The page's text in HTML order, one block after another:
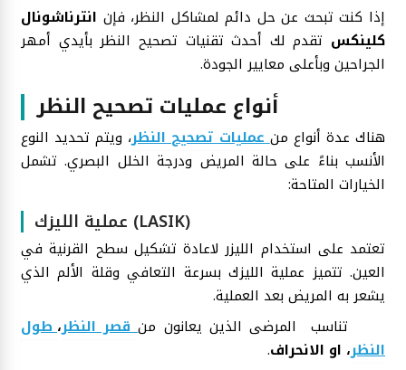
إذا كنت تبحث عن حل دائم لمشاكل النظر، فإن انترناشونال
كلينكس تقدم لك أحدث تقنيات تصحيح النظر بأيدي أمهر
الجراحين وبأعلى معايير الجودة.
أنواع عمليات تصحيح النظر
هناك عدة أنواع من عمليات تصحيح النظر، ويتم تحديد النوع
الأنسب بناءً على حالة المريض ودرجة الخلل البصري. تشمل
الخيارات المتاحة:
عملية الليزك (LASIK)
تعتمد على استخدام الليزر لاعادة تشكيل سطح القرنية في
العين. تتميز عملية الليزك بسرعة التعافي وقلة الألم الذي
يشعر به المريض بعد العملية.
تناسب المرضى الذين يعانون من قصر النظر، طول
النظر، او الانحراف.